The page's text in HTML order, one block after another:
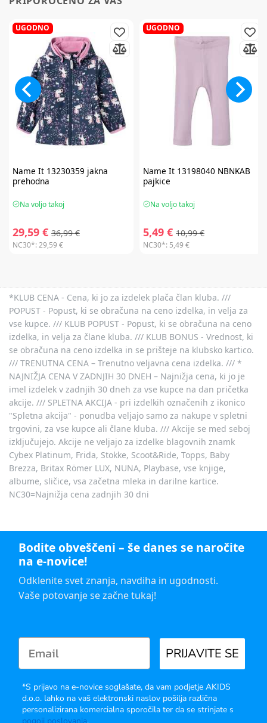
UGODNO
Name It13230359 jakna
prehodna
Na voljo takoj
29,59 € 36,99 €
NC30*:29,59 €
UGODNO
Name It13198040 NBNKAB
pajkice
Na voljo takoj
5,49 € 10,99 €
NC30*: 5,49 €
*KLUB CENA - Cena, ki jo za izdelek plača član kluba. ///
POPUST - Popust, ki se obračuna na ceno izdelka, in velja za
vse kupce. /// KLUB POPUST - Popust, ki se obračuna na ceno
izdelka, in velja za člane kluba. /// KLUB BONUS - Vrednost, ki
se obračuna na ceno izdelka in se prišteje na klubsko kartico.
/// TRENUTNA CENA – Trenutno veljavna cena izdelka. /// *
NAJNIŽJA CENA V ZADNJIH 30 DNEH – Najnižja cena, ki jo je
imel izdelek v zadnjih 30 dneh za vse kupce na dan pričetka
akcije. /// SPLETNA AKCIJA - pri izdelkih označenih z ikonico
"Spletna akcija" - ponudba veljajo samo za nakupe v spletni
trgovini, za vse kupce ali člane kluba. /// Akcije se med seboj
izključujejo. Akcije ne veljajo za izdelke blagovnih znamk
Cybex Platinum, Frida, Stokke, Scoot&Ride, Topps, Baby
Brezza, Britax Römer LUX, NUNA, Playbase, vse knjige,
albume, sličice, vsa začetna mleka in darilne kartice.
NC30=Najnižja cena zadnjih 30 dni
Bodite obveščeni – še danes se naročite
na e-novice!
Odklenite svet znanja, navdiha in ugodnosti.
Vaše potovanje se začne tukaj!
PRIJAVITE SE
*S prijavo na e-novice soglašate, da vam podjetje AKIDS
d.o.o. lahko na vaš elektronski naslov pošilja različna
personalizirana komercialna sporočila ter da se strinjate s